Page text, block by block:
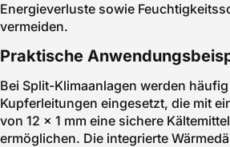
Energieverluste sowie
vermeiden.
Praktische
Bei Split-Klimaanlagen werden
Kupferleitungen eingesetzt, die mit
von 12 x 1 mm eine sichere
ermöglichen. Die integrierte